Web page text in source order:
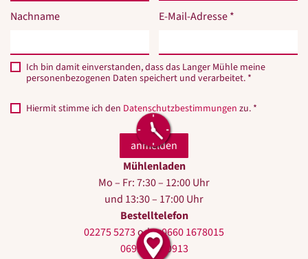
Nachname E-Mail-Adresse *
Ich bin damit einverstanden, dass das Langer Mühle meine
personenbezogenen Daten speichert und verarbeitet. *
Hiermit stimme ich den Datenschutzbestimmungen zu. *
Mühlenladen
Mo – Fr: 7:30 – 12:00 Uhr
und 13:30 – 17:00 Uhr
Bestelltelefon
02275 5273oder0660 1678015
0699 10440913